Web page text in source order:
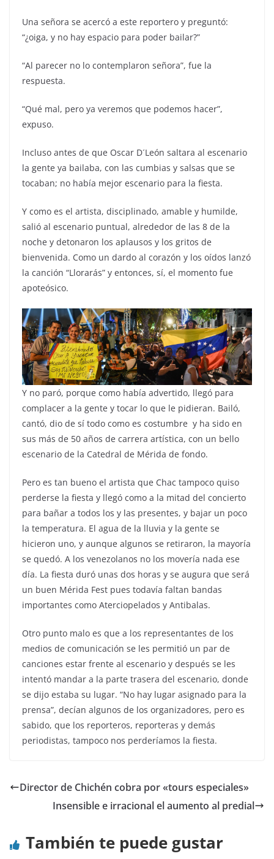
Una señora se acercó a este reportero y preguntó:
“¿oiga, y no hay espacio para poder bailar?”
“Al parecer no lo contemplaron señora”, fue la
respuesta.
“Qué mal, pero ya veremos que podemos hacer”,
expuso.
Incluso antes de que Oscar D´León saltara al escenario
la gente ya bailaba, con las cumbias y salsas que se
tocaban; no había mejor escenario para la fiesta.
Y como es el artista, disciplinado, amable y humilde,
salió al escenario puntual, alrededor de las 8 de la
noche y detonaron los aplausos y los gritos de
bienvenida. Como un dardo al corazón y los oídos lanzó
la canción “Llorarás” y entonces, sí, el momento fue
apoteósico.
Y no paró, porque como había advertido, llegó para
complacer a la gente y tocar lo que le pidieran. Bailó,
cantó, dio de sí todo como es costumbre y ha sido en
sus más de 50 años de carrera artística, con un bello
escenario de la Catedral de Mérida de fondo.
Pero es tan bueno el artista que Chac tampoco quiso
perderse la fiesta y llegó como a la mitad del concierto
para bañar a todos los y las presentes, y bajar un poco
la temperatura. El agua de la lluvia y la gente se
hicieron uno, y aunque algunos se retiraron, la mayoría
se quedó. A los venezolanos no los movería nada ese
día. La fiesta duró unas dos horas y se augura que será
un buen Mérida Fest pues todavía faltan bandas
importantes como Aterciopelados y Antibalas.
Otro punto malo es que a los representantes de los
medios de comunicación se les permitió un par de
canciones estar frente al escenario y después se les
intentó mandar a la parte trasera del escenario, donde
se dijo estaba su lugar. “No hay lugar asignado para la
prensa”, decían algunos de los organizadores, pero es
sabido, que los reporteros, reporteras y demás
periodistas, tampoco nos perderíamos la fiesta.
Director de Chichén cobra por «tours especiales»
Insensible e irracional el aumento al predial
También te puede gustar